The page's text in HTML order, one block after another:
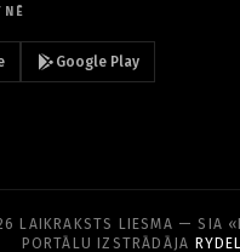
Google Play
LAIKRAKSTS LIESMA — SIA
PORTĀLU IZSTRĀDĀJA